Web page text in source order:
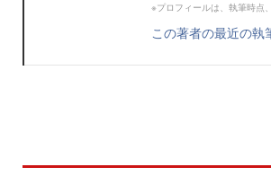
※プロフィールは、執筆時点
この著者の最近の執